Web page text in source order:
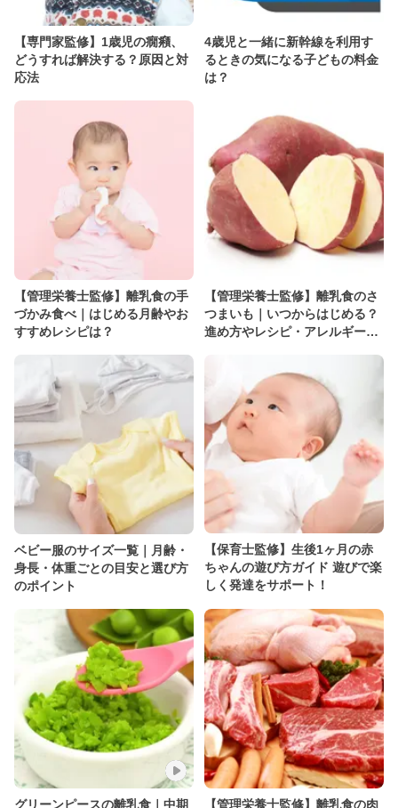
【専門家監修】1歳児の癇癪、
どうすれば解決する？原因と対
応法
4歳児と一緒に新幹線を利用す
るときの気になる子どもの料金
は？
【管理栄養士監修】離乳食の手
づかみ食べ｜はじめる月齢やお
すすめレシピは？
【管理栄養士監修】離乳食のさ
つまいも｜いつからはじめる？
進め方やレシピ・アレルギーに
ベビー服のサイズ一覧｜月齢・
身長・体重ごとの目安と選び方
のポイント
【保育士監修】生後1ヶ月の赤
ちゃんの遊び方ガイド 遊びで楽
しく発達をサポート！
グリーンピースの離乳食｜中期
【管理栄養士監修】離乳食の肉